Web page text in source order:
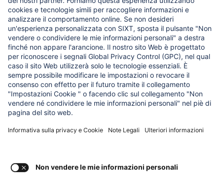
COSA CI INTERESSA
Fondazione Regine SIXT per l'Aiuto all'Infanzia
I NOSTRI PRODOTTI
SIXT Share
SIXT Ride
SIXT+